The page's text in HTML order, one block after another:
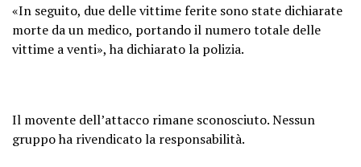
«In seguito, due delle vittime ferite sono state dichiarate
morte da un medico, portando il numero totale delle
vittime a venti», ha dichiarato la polizia.
Il movente dell’attacco rimane sconosciuto. Nessun
gruppo ha rivendicato la responsabilità.